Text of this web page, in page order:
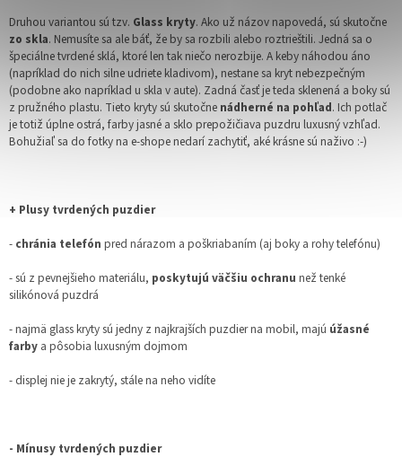
Druhou variantou sú tzv. Glass kryty. Ako už názov napovedá, sú skutočne
zo skla. Nemusíte sa ale báť, že by sa rozbili alebo roztrieštili. Jedná sa o
špeciálne tvrdené sklá, ktoré len tak niečo nerozbije. A keby náhodou áno
(napríklad do nich silne udriete kladivom), nestane sa kryt nebezpečným
(podobne ako napríklad u skla v aute). Zadná časť je teda sklenená a boky sú
z pružného plastu. Tieto kryty sú skutočne nádherné na pohľad. Ich potlač
je totiž úplne ostrá, farby jasné a sklo prepožičiava puzdru luxusný vzhľad.
Bohužiaľ sa do fotky na e-shope nedarí zachytiť, aké krásne sú naživo :-)
+ Plusy tvrdených puzdier
- chránia telefón pred nárazom a poškriabaním (aj boky a rohy telefónu)
- sú z pevnejšieho materiálu, poskytujú väčšiu ochranu než tenké
silikónová puzdrá
- najmä glass kryty sú jedny z najkrajších puzdier na mobil, majú úžasné
farby a pôsobia luxusným dojmom
- displej nie je zakrytý, stále na neho vidíte
- Mínusy tvrdených puzdier